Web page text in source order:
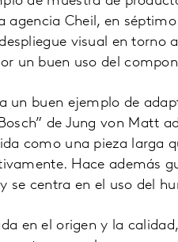
agencia Cheil, en
visual en torno
un buen uso del
un buen ejemplo de
de Jung von Matt
como una pieza larga
Hace además
se centra en el uso del
en el origen y la